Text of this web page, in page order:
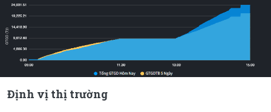
Định vị thị trường